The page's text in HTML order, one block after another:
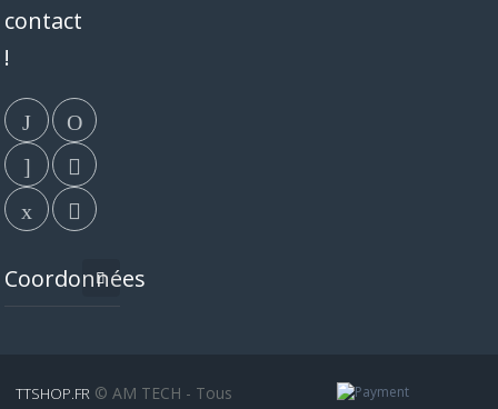
contact
!
Coordonnées
TTSHOP.FR © AM TECH - Tous